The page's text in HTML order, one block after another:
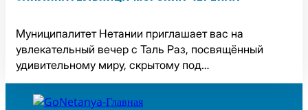
Муниципалитет Нетании приглашает вас на
увлекательный вечер с Таль Раз, посвящённый
удивительному миру, скрытому под…